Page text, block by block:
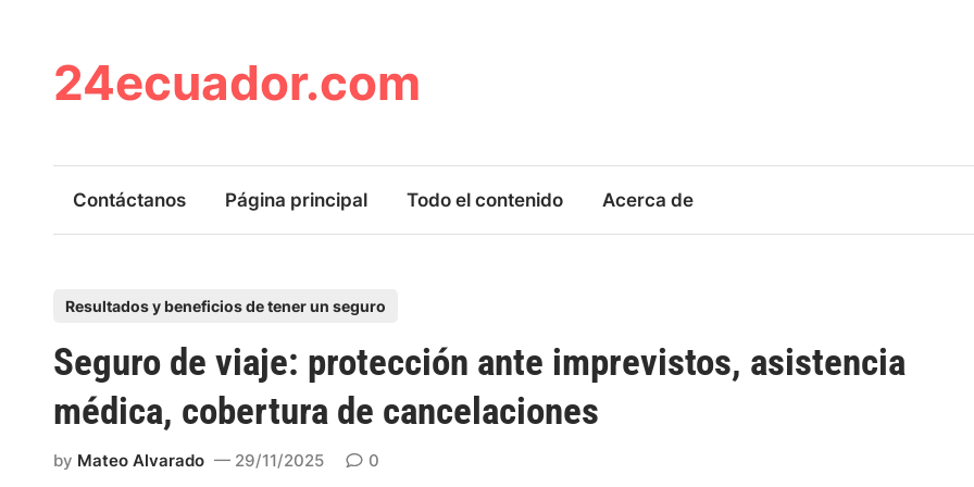
content24ecuador.com
Contáctanos Página principal Todo el contenido Acerca de
s
e
d
Resultados y beneficios de tener un seguro
Seguro de viaje: protección ante imprevistos, asistencia
médica, cobertura de cancelaciones
by Mateo Alvarado 29/11/2025 0